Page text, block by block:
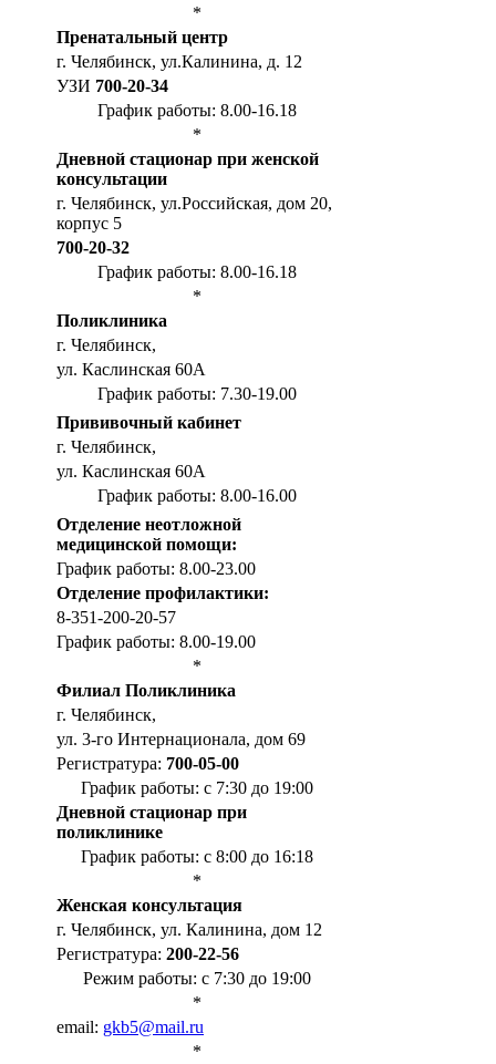
*
Пренатальный центр
г. Челябинск, ул.Калинина, д. 12
УЗИ 700-20-34
График работы: 8.00-16.18
*
Дневной стационар при женской
консультации
г. Челябинск, ул.Российская, дом 20,
корпус 5
700-20-32
График работы: 8.00-16.18
*
Поликлиника
г. Челябинск,
ул. Каслинская 60А
График работы: 7.30-19.00
Прививочный кабинет
г. Челябинск,
ул. Каслинская 60А
График работы: 8.00-16.00
Отделение неотложной
медицинской помощи:
График работы: 8.00-23.00
Отделение профилактики:
8-351-200-20-57
График работы: 8.00-19.00
*
Филиал Поликлиника
г. Челябинск,
ул. 3-го Интернационала, дом 69
Регистратура: 700-05-00
График работы: с 7:30 до 19:00
Дневной стационар при
поликлинике
График работы: с 8:00 до 16:18
*
Женская консультация
г. Челябинск, ул. Калинина, дом 12
Регистратура: 200-22-56
Режим работы: с 7:30 до 19:00
*
email: gkb5@mail.ru
*